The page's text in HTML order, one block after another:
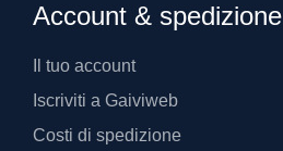
Account & spedizione
Il tuo account
Iscriviti a Gaiviweb
Costi di spedizione